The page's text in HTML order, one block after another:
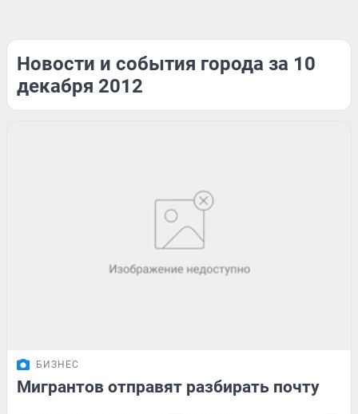
Новости и события города за 10
декабря 2012
БИЗНЕС
Мигрантов отправят разбирать почту